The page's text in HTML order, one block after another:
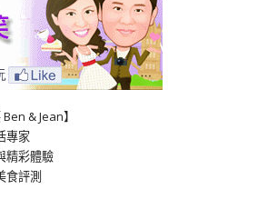
& Jean】
專家
精彩體驗
食評測